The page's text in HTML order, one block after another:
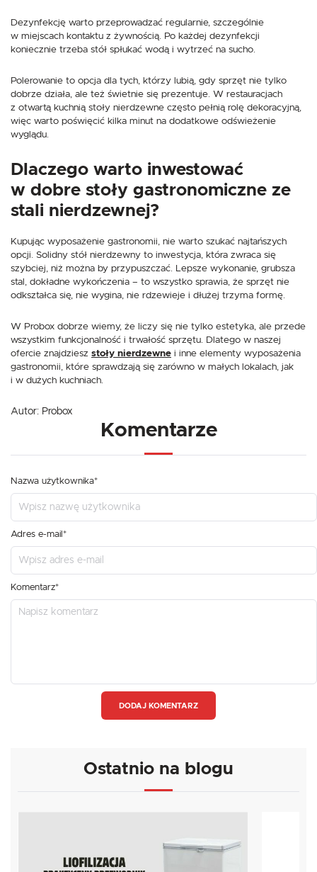
Dezynfekcję warto przeprowadzać regularnie, szczególnie
w miejscach kontaktu z żywnością. Po każdej dezynfekcji
koniecznie trzeba stół spłukać wodą i wytrzeć na sucho.
Polerowanie to opcja dla tych, którzy lubią, gdy sprzęt nie tylko
dobrze działa, ale też świetnie się prezentuje. W restauracjach
z otwartą kuchnią stoły nierdzewne często pełnią rolę dekoracyjną,
więc warto poświęcić kilka minut na dodatkowe odświeżenie
wyglądu.
Dlaczego warto inwestować
w dobre stoły gastronomiczne ze
stali nierdzewnej?
Kupując wyposażenie gastronomii, nie warto szukać najtańszych
opcji. Solidny stół nierdzewny to inwestycja, która zwraca się
szybciej, niż można by przypuszczać. Lepsze wykonanie, grubsza
stal, dokładne wykończenia – to wszystko sprawia, że sprzęt nie
odkształca się, nie wygina, nie rdzewieje i dłużej trzyma formę.
W Probox dobrze wiemy, że liczy się nie tylko estetyka, ale przede
wszystkim funkcjonalność i trwałość sprzętu. Dlatego w naszej
ofercie znajdziesz stoły nierdzewne i inne elementy wyposażenia
gastronomii, które sprawdzają się zarówno w małych lokalach, jak
i w dużych kuchniach.
Autor: Probox
Komentarze
Nazwa użytkownika*
Adres e-mail*
Komentarz*
DODAJ KOMENTARZ
Ostatnio na blogu